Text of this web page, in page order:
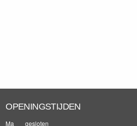
OPENINGSTIJDEN
Ma gesloten